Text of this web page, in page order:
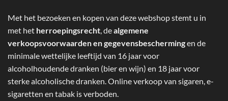
Met het bezoeken en kopen van deze webshop stemt u in
met het herroepingsrecht, dealgemene
verkoopsvoorwaarden en gegevensbeschermingen de
minimale wettelijke leeftijd van 16 jaar voor
alcoholhoudende dranken (bier en wijn) en 18 jaar voor
sterke alcoholische dranken. Online verkoop van sigaren, e-
sigaretten en tabak is verboden.